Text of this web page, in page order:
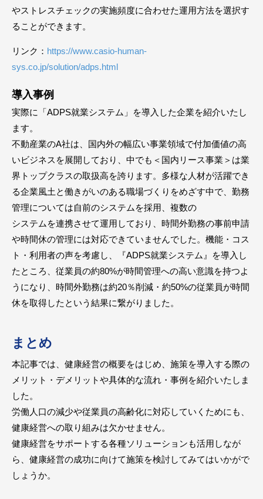
やストレスチェックの実施頻度に合わせた運用方法を選択す
ることができます。
リンク： https://www.casio-human-
sys.co.jp/solution/adps.html
導入事例
実際に「ADPS就業システム」を導入した企業を紹介いたし
ます。
不動産業のA社は、国内外の幅広い事業領域で付加価値の高
いビジネスを展開しており、中でも＜国内リース事業＞は業
界トップクラスの取扱高を誇ります。多様な人材が活躍でき
る企業風土と働きがいのある職場づくりをめざす中で、勤務
管理については自前のシステムを採用、複数の
システムを連携させて運用しており、時間外勤務の事前申請
や時間休の管理には対応できていませんでした。機能・コス
ト・利用者の声を考慮し、『ADPS就業システム』を導入し
たところ、従業員の約80%が時間管理への高い意識を持つよ
うになり、時間外勤務は約20％削減・約50%の従業員が時間
休を取得したという結果に繋がりました。
まとめ
本記事では、健康経営の概要をはじめ、施策を導入する際の
メリット・デメリットや具体的な流れ・事例を紹介いたしま
した。
労働人口の減少や従業員の高齢化に対応していくためにも、
健康経営への取り組みは欠かせません。
健康経営をサポートする各種ソリューションも活用しなが
ら、健康経営の成功に向けて施策を検討してみてはいかがで
しょうか。